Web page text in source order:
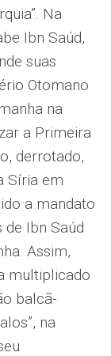
Na
Ibn Saúd,
suas
Otomano
na
a Primeira
derrotado,
Síria em
a mandato
Ibn Saúd
Assim,
multiplicado
balcã-
na